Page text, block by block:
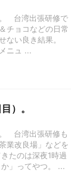
台湾出張研修で
チョコなどの日常
ない良き結果。
ニュ ...
）。
台湾出張研修も
業改良場」などを
たのは深夜1時過
」ってやつ。 ...